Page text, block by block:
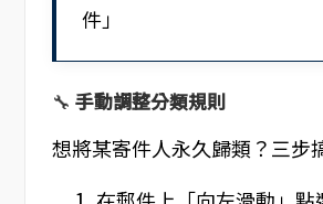
件」
🔧 手動調整分類規則
想將某寄件人永久歸類？三步